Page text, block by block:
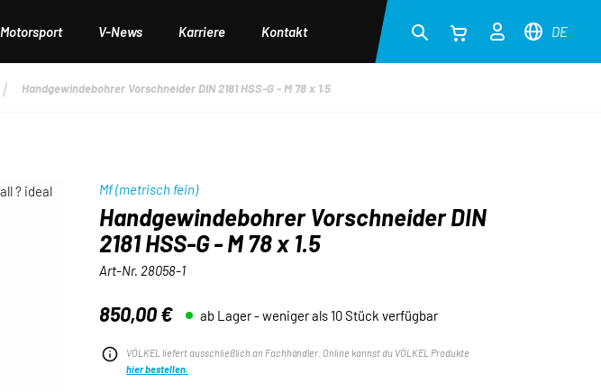
Motorsport V-News Karriere Kontakt DE
Handgewindebohrer Vorschneider DIN 2181 HSS-G - M 78 x 1.5
Mf (metrisch fein)
Handgewindebohrer Vorschneider DIN
2181 HSS-G - M 78 x 1.5
Art-Nr. 28058-1
Regulärer Preis:
850,00 € ab Lager - weniger als 10 Stück verfügbar
VÖLKEL liefert ausschließlich an Fachhändler. Online kannst du VÖLKEL Produkte
hier bestellen.